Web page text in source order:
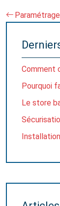
Comment
Pourquoi
Le store